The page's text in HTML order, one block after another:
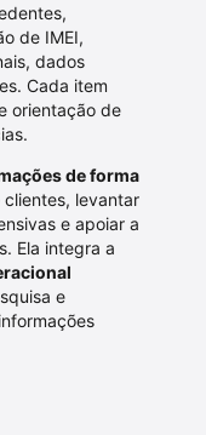
de IMEI,
dados
Cada item
orientação de
de forma
levantar
e apoiar a
Ela integra a
e